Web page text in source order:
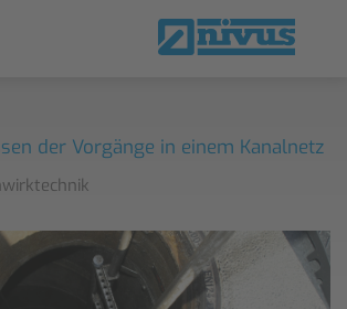
der Vorgänge in einem Kanalnetz